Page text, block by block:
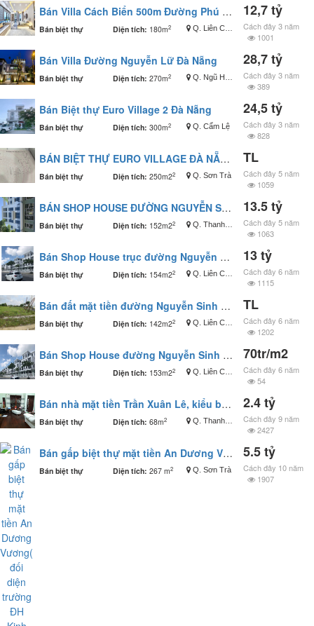
Bán Villa Cách Biển 500m Đường Phú Xuân Đà Nẵng
Bán biệt thự Diện tích: 180m2 Q. Liên Chiểu
12,7 tỷ
Cách đây 3 năm
1001
Bán Villa Đường Nguyễn Lữ Đà Nẵng
Bán biệt thự Diện tích: 270m2 Q. Ngũ Hành Sơn
28,7 tỷ
Cách đây 3 năm
389
Bán Biệt thự Euro Village 2 Đà Nẵng
Bán biệt thự Diện tích: 300m2 Q. Cẩm Lệ
24,5 tỷ
Cách đây 3 năm
828
BÁN BIỆT THỰ EURO VILLAGE ĐÀ NẴNG
Bán biệt thự Diện tích: 250m22 Q. Sơn Trà
TL
Cách đây 5 năm
1059
BÁN SHOP HOUSE ĐƯỜNG NGUYỄN SINH SẮC
Bán biệt thự Diện tích: 152m22 Q. Thanh Khê
13.5 tỷ
Cách đây 5 năm
1063
Bán Shop House trục đường Nguyễn Sinh Sắc
Bán biệt thự Diện tích: 154m22 Q. Liên Chiểu
13 tỷ
Cách đây 6 năm
1115
Bán đất mặt tiền đường Nguyễn Sinh Sắc
Bán biệt thự Diện tích: 142m22 Q. Liên Chiểu
TL
Cách đây 6 năm
1202
Bán Shop House đường Nguyễn Sinh Sắc
Bán biệt thự Diện tích: 153m22 Q. Liên Chiểu
70tr/m2
Cách đây 6 năm
54
Bán nhà mặt tiền Trần Xuân Lê, kiểu biệt thự mini 68m2
Bán biệt thự Diện tích: 68m2 Q. Thanh Khê
2.4 tỷ
Cách đây 9 năm
2427
Bán gấp biệt thự mặt tiền An Dương Vương( đối diện trường ĐH Kinh Tế Đà Nẵng)
Bán biệt thự Diện tích: 267 m2 Q. Sơn Trà
5.5 tỷ
Cách đây 10 năm
1907